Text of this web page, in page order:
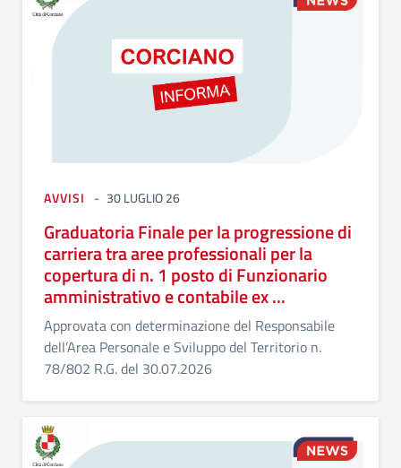
AVVISI 30 LUGLIO 26
Graduatoria Finale per la progressione di
carriera tra aree professionali per la
copertura di n. 1 posto di Funzionario
amministrativo e contabile ex ...
Approvata con determinazione del Responsabile
dell’Area Personale e Sviluppo del Territorio n.
78/802 R.G. del 30.07.2026